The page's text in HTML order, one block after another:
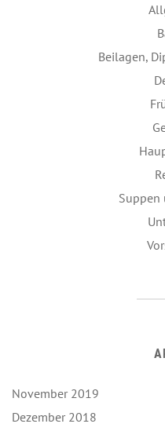
Beilagen,
Suppen
November 2019
Dezember 2018